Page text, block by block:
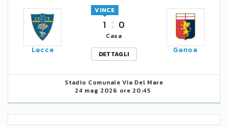
Lecce
1
VINCE
0
Casa
DETTAGLI
Genoa
Stadio Comunale Via Del Mare
24 mag 2026 ore 20:45